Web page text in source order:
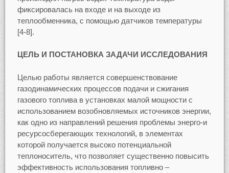
фиксировалась на входе и на выходе из
теплообменника, с помощью датчиков температуры
[4-8].
ЦЕЛЬ И ПОСТАНОВКА ЗАДАЧИ ИССЛЕДОВАНИЯ
Целью работы является совершенствование
газодинамических процессов подачи и сжигания
газового топлива в установках малой мощности с
использованием возобновляемых источников энергии,
как одно из направлений решения проблемы энерго-и
ресурсосберегающих технологий, в элементах
которой получается высоко потенциальной
теплоноситель, что позволяет существенно повысить
эффективность использования топливно –